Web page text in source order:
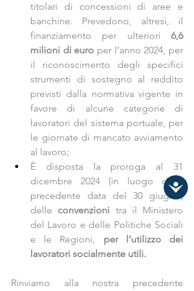
titolari di concessioni di aree e
banchine. Prevedono, altresì, il
finanziamento per ulteriori 6,6
milioni di euro per l’anno 2024, per
il riconoscimento degli specifici
strumenti di sostegno al reddito
previsti dalla normativa vigente in
favore di alcune categorie di
lavoratori del sistema portuale, per
le giornate di mancato avviamento
al lavoro;
È disposta la proroga al 31
dicembre 2024 (in luogo della
precedente data del 30 giugno)
delle convenzioni tra il Ministero
del Lavoro e delle Politiche Sociali
e le Regioni, per l’utilizzo dei
lavoratori socialmente utili.